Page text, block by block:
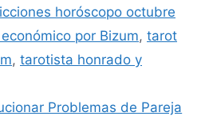
horóscopo octubre
por Bizum, tarot
, tarotista honrado y
Problemas de Pareja